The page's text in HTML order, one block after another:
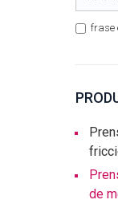
frase
de